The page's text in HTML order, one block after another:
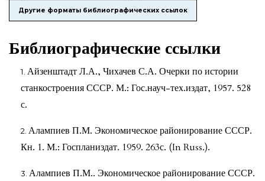
Другие форматы библиографических ссылок
Библиографические ссылки
Айзенштадт Л.А., Чихачев С.А. Очерки по истории
станкостроения СССР. М.: Гос.науч-тех.издат, 1957. 528
с.
Алампиев П.М. Экономическое районирование СССР.
Кн. 1. М.: Госпланиздат. 1959. 263с. (In Russ.).
Алампиев П.М.. Экономическое районирование СССР.